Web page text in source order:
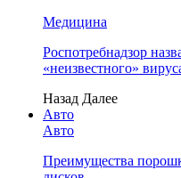
Медицина
Роспотребнадзор
«неизвестного»
Назад Далее
Авто
Авто
Преимущества